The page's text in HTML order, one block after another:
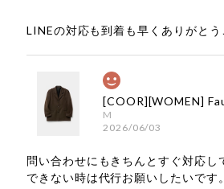
LINEの対応も到着も早くありがとう
M
2026/06/03
問い合わせにもきちんとすぐ対応
できない時は代行お願いしたいで